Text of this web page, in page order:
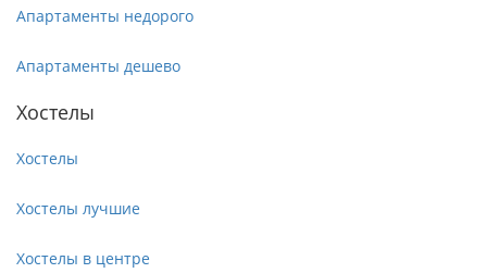
Апартаменты недорого
Апартаменты дешево
Хостелы
Хостелы
Хостелы лучшие
Хостелы в центре